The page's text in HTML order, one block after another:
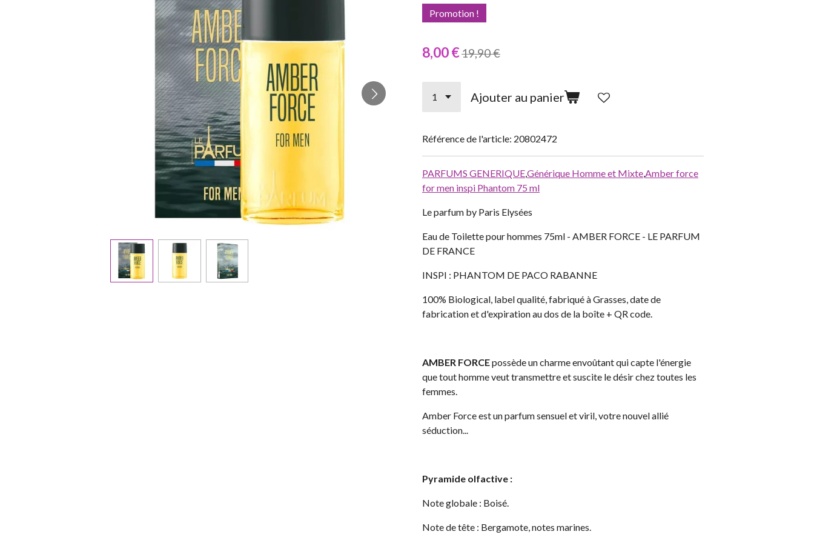
Promotion !
8,00 €19,90 €
Ajouter au panier
Référence de l'article: 20802472
PARFUMS GENERIQUEGénérique Homme et Mixte Amber force
for men inspi Phantom 75 ml
Le parfum by Paris Elysées
Eau de Toilette pour hommes 75ml - AMBER FORCE - LE PARFUM
DE FRANCE
INSPI : PHANTOM DE PACO RABANNE
100% Biological, label qualité, fabriqué à Grasses, date de
fabrication et d'expiration au dos de la boîte + QR code.
AMBER FORCEpossède un charme envoûtant qui capte l'énergie
que tout homme veut transmettre et suscite le désir chez toutes les
femmes.
Amber Force est un parfum sensuel et viril, votre nouvel allié
séduction...
Pyramide olfactive :
Note globale : Boisé.
Note de tête : Bergamote, notes marines.